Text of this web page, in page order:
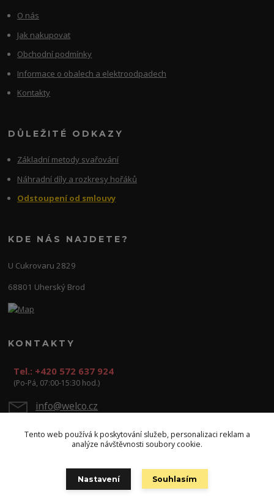
O nás
Jak nakupovat
Obchodní podmínky
Informace o obalech a elektroodpadech
Kontakty
DŮLEŽITÉ ODKAZY
Základní metody svařování
Náhradní díly a rozkresy hořáků
Odstoupení od smlouvy
KDE NÁS NAJDETE?
U Cukrovaru 2829
68801 Uherský Brod
KONTAKTY
Tel.: +420 572 637 924
(Po-Pá, 07:00-15:30 hod.)
info@welco.cz
Tento web používá k poskytování služeb, personalizaci reklam a
analýze návštěvnosti soubory cookie.
Nastavení Souhlasím